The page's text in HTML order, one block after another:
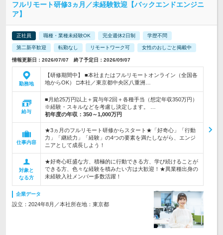
フルリモート研修3ヵ月／未経験歓迎【バックエンドエンジニ
ア】
正社員 職種・業種未経験OK 完全週休2日制 学歴不問
第二新卒歓迎 転勤なし リモートワーク可 女性のおしごと掲載中
情報更新日：2026/07/07 終了予定日：2026/09/07
勤務地
【研修期間中】 ■本社またはフルリモートオンライン（全国各
地からOK） □本社／東京都中央区八重洲…
給与
■月給25万円以上＋賞与年2回＋各種手当（想定年収350万円）
※経験・スキルなどを考慮し決定します。 …
初年度の年収： 350～1,000万円
仕事内容
★3ヵ月のフルリモート研修からスタート★「好奇心」「行動
力」「継続力」「経験」の4つの要素を満たしながら、エンジ
ニアとして成長しよう！
対象と
なる方
★好奇心旺盛な方、積極的に行動できる方、学び続けることが
できる方、色々な経験を積みたい方は大歓迎！★異業種出身の
未経験入社メンバー多数活躍！
企業データ
設立：2024年8月／本社所在地：東京都